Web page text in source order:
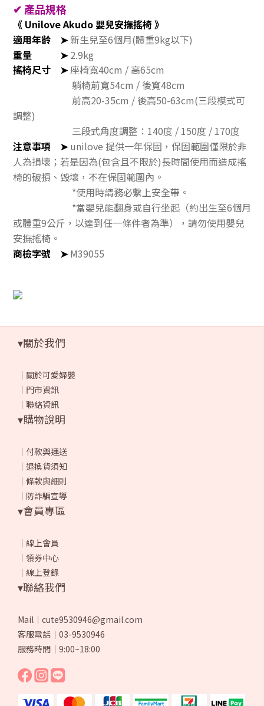
✔ 產品規格
《 Unilove Akudo 嬰兒安撫搖椅 》
適用年齡 ➤新生兒至6個月(體重9kg以下)
重量 ➤2.9kg
搖椅尺寸 ➤座椅寬40cm / 高65cm
躺椅前寬54cm / 後寬48cm
前高20-35cm / 後高50-63cm(三段模式可
調整)
三段式角度調整：140度 / 150度 / 170度
注意事項 ➤unilove 提供一年保固，保固範圍僅限於非
人為損壞； 若是因為(包含且不限於)長時間使用而造成搖
椅的破損、毀壞，不在保固範圍內。
*使用時請務必繫上安全帶。
*當嬰兒能翻身或自行坐起（約出生至6個月
或體重9公斤，以達到任一條件者為準），請勿使用嬰兒
安撫搖椅。
商檢字號 ➤M39055
▾關於我們
｜ 關於可愛婦嬰
｜ 門市資訊
｜ 聯絡資訊
▾購物說明
｜ 付款與運送
｜ 退換貨須知
｜ 條款與細則
｜ 防詐騙宣導
▾會員專區
｜ 線上會員
｜ 領券中心
｜ 線上登錄
▾聯絡我們
Mail｜cute9530946@gmail.com
客服電話｜03-9530946
服務時間｜9:00~18:00